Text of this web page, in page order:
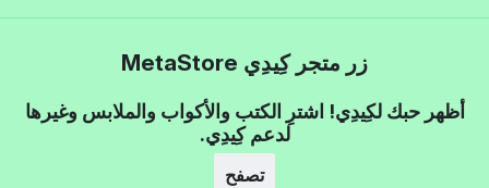
زر متجر كِيدِي MetaStore
أظهر حبك لكِيدِي! اشترِ الكتب والأكواب والملابس وغيرها
لدعم كِيدِي.
تصفح